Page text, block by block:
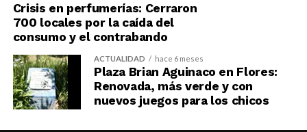
Crisis en perfumerías: Cerraron
700 locales por la caída del
consumo y el contrabando
ACTUALIDAD hace 6 meses
Plaza Brian Aguinaco en Flores:
Renovada, más verde y con
nuevos juegos para los chicos